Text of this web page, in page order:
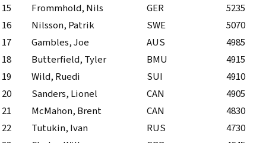
15
Frommhold, Nils GER
5235
16
Nilsson, Patrik SWE
5070
17
Gambles, Joe AUS
4985
18
Butterfield, Tyler BMU
4915
19
Wild, Ruedi SUI
4910
20
Sanders, Lionel CAN
4905
21
McMahon, Brent CAN
4830
22
Tutukin, Ivan RUS
4730